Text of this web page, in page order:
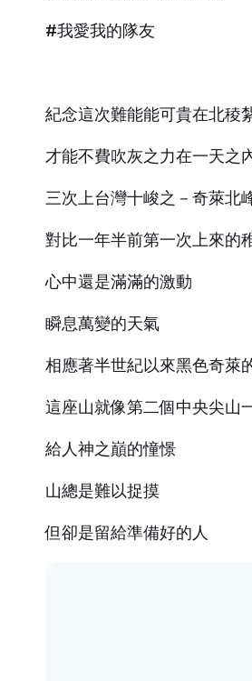
#我愛我的隊友
紀念這次難能能可貴在北稜
才能不費吹灰之力在一天之
三次上台灣十峻之－奇萊北
對比一年半前第一次上來的
心中還是滿滿的激動
瞬息萬變的天氣
相應著半世紀以來黑色奇萊
這座山就像第二個中央尖山
給人神之巔的憧憬
山總是難以捉摸
但卻是留給準備好的人